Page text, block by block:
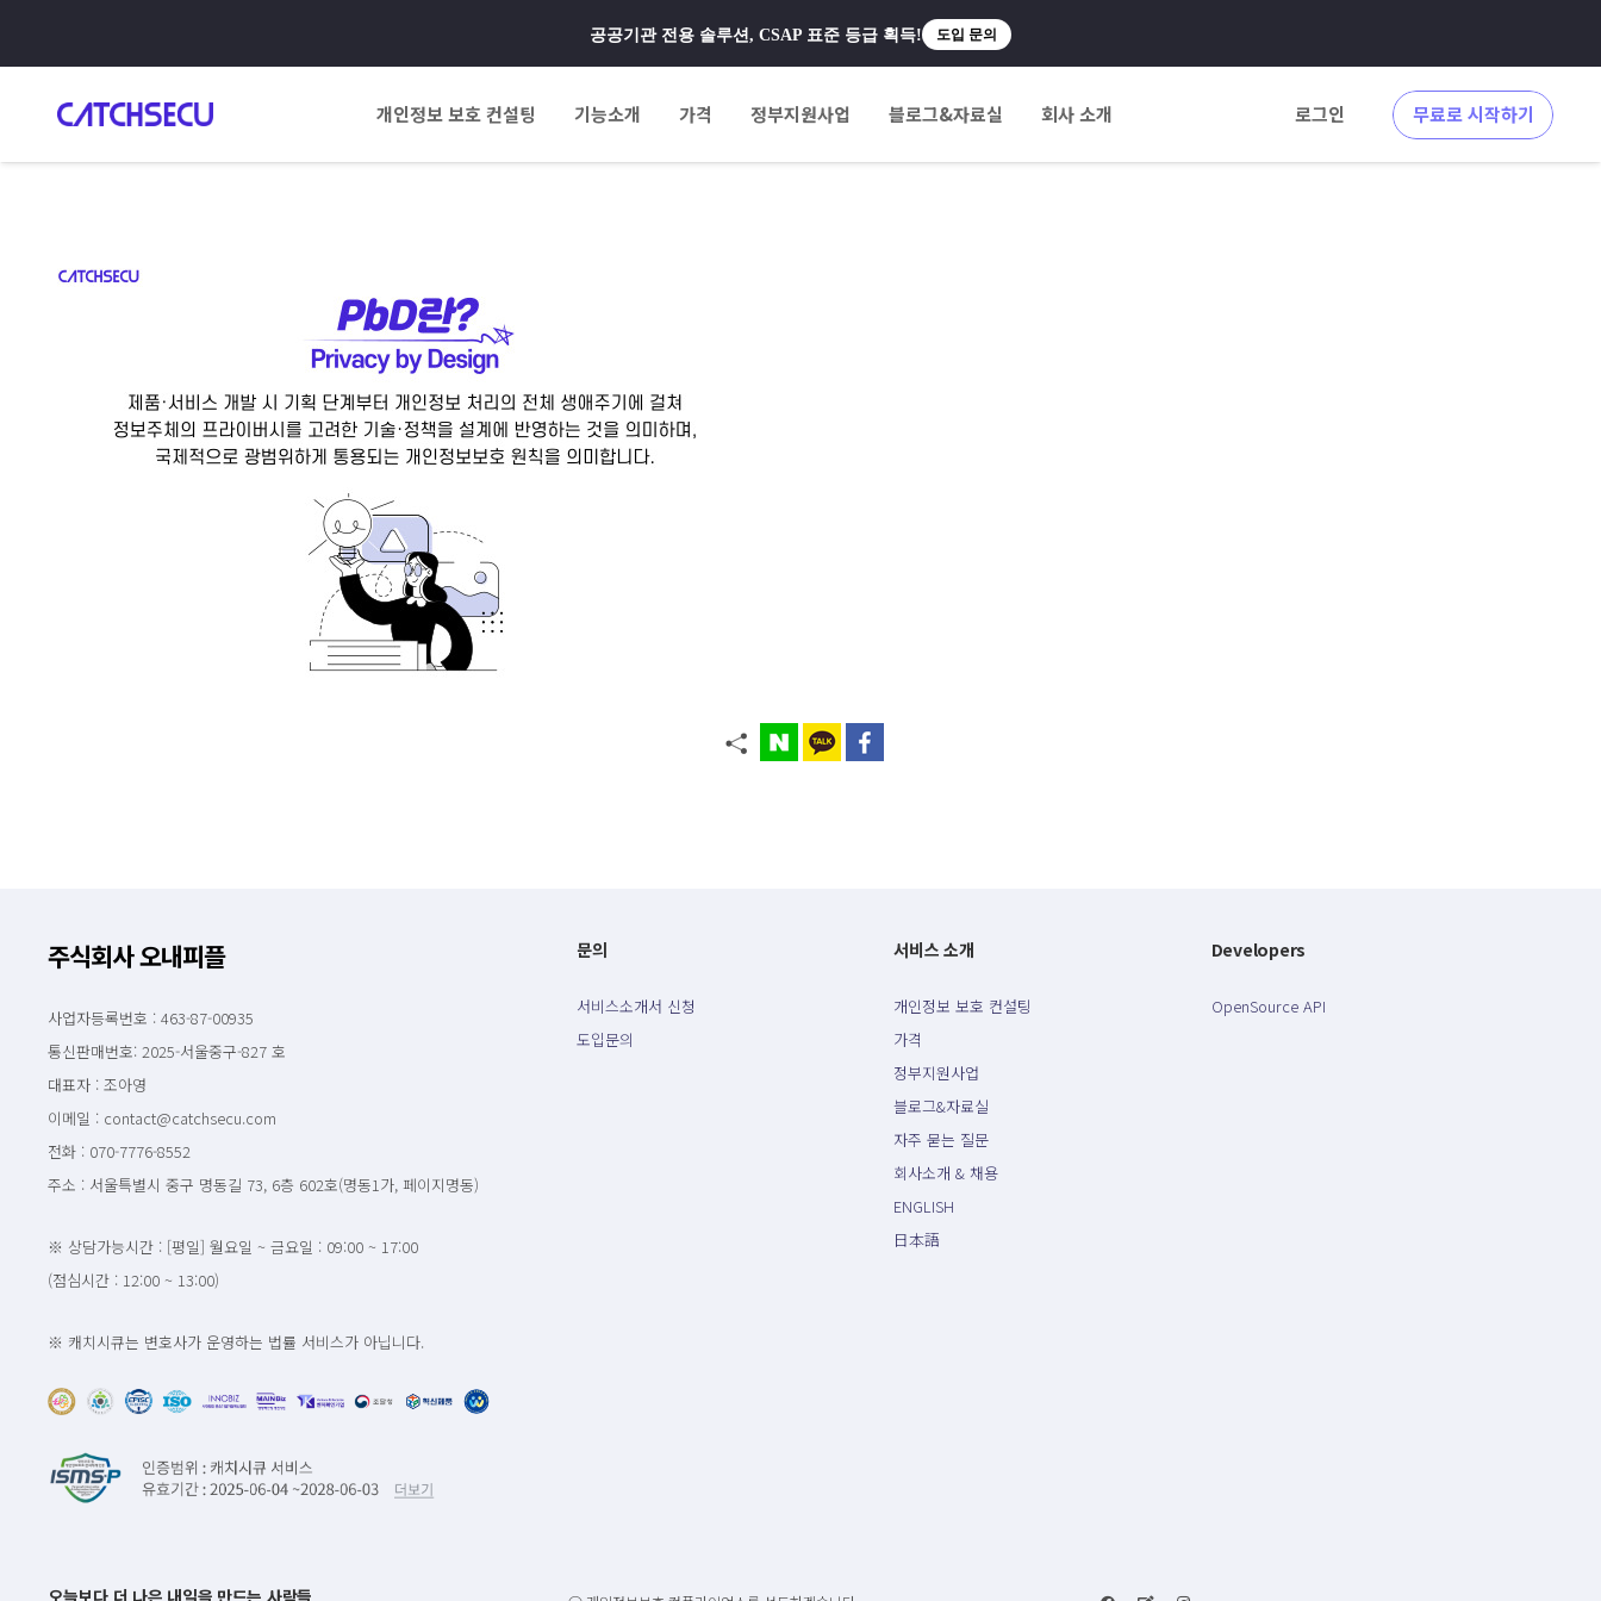
공공기관 전용 솔루션, CSAP 표준 등급 획득! 도입 문의
개인정보 보호 컨설팅 기능소개 가격 정부지원사업 블로그&자료실 회사 소개 로그인 무료로 시작하기
주식회사 오내피플
사업자등록번호 : 463-87-00935
통신판매번호: 2025-서울중구-827 호
대표자 : 조아영
이메일 : contact@catchsecu.com
전화 : 070-7776-8552
주소 : 서울특별시 중구 명동길 73, 6층 602호(명동1가, 페이지명동)
※ 상담가능시간 : [평일] 월요일 ~ 금요일 : 09:00 ~ 17:00
(점심시간 : 12:00 ~ 13:00)
※ 캐치시큐는 변호사가 운영하는 법률 서비스가 아닙니다.
문의
서비스소개서 신청
도입문의
서비스 소개
개인정보 보호 컨설팅
가격
정부지원사업
블로그&자료실
자주 묻는 질문
회사소개 & 채용
ENGLISH
日本語
Developers
OpenSource API
오늘보다 더 나은 내일을 만드는 사람들